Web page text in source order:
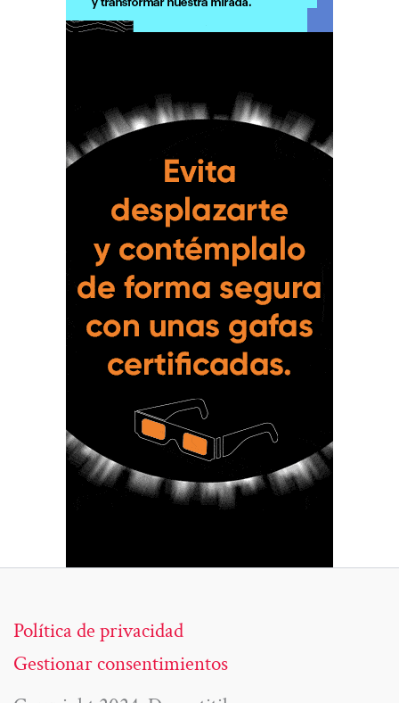
Política de privacidad
Gestionar consentimientos